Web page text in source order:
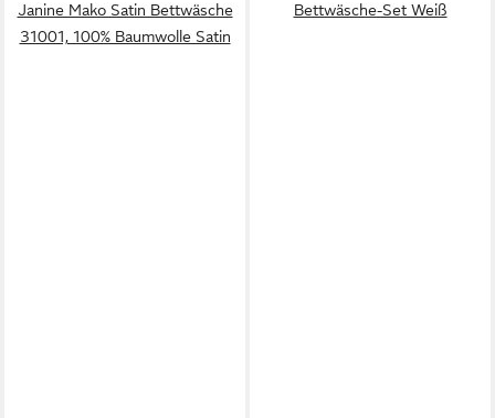
Janine Mako Satin Bettwäsche
31001, 100% Baumwolle Satin
Bettwäsche-Set Weiß